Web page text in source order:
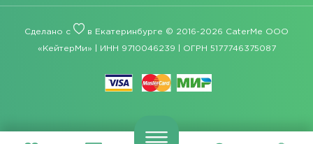
Сделано с в Екатеринбурге © 2016-2026 CaterMe ООО
«КейтерМи» | ИНН 9710046239 | ОГРН 5177746375087